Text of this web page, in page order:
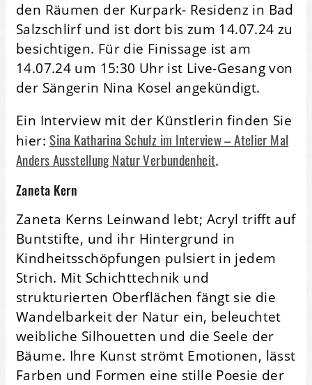
den Räumen der Kurpark- Residenz in Bad
Salzschlirf und ist dort bis zum 14.07.24 zu
besichtigen. Für die Finissage ist am
14.07.24 um 15:30 Uhr ist Live-Gesang von
der Sängerin Nina Kosel angekündigt.
Ein Interview mit der Künstlerin finden Sie
hier:Sina Katharina Schulz im Interview – Atelier Mal
Anders Ausstellung Natur Verbundenheit.
Zaneta Kern
Zaneta Kerns Leinwand lebt; Acryl trifft auf
Buntstifte, und ihr Hintergrund in
Kindheitsschöpfungen pulsiert in jedem
Strich. Mit Schichttechnik und
strukturierten Oberflächen fängt sie die
Wandelbarkeit der Natur ein, beleuchtet
weibliche Silhouetten und die Seele der
Bäume. Ihre Kunst strömt Emotionen, lässt
Farben und Formen eine stille Poesie der